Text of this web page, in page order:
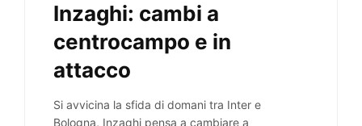
Inzaghi: cambi a
centrocampo e in
attacco
Si avvicina la sfida di domani tra Inter e
Bologna, Inzaghi pensa a cambiare a